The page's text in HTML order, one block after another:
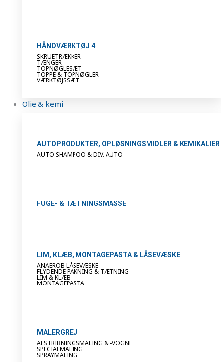
HÅNDVÆRKTØJ 4
SKRUETRÆKKER
TÆNGER
TOPNØGLESÆT
TOPPE & TOPNØGLER
VÆRKTØJSSÆT
Olie & kemi
AUTOPRODUKTER, OPLØSNINGSMIDLER & KEMIKALIER
AUTO SHAMPOO & DIV. AUTO
FUGE- & TÆTNINGSMASSE
LIM, KLÆB, MONTAGEPASTA & LÅSEVÆSKE
ANAEROB LÅSEVÆSKE
FLYDENDE PAKNING & TÆTNING
LIM & KLÆB
MONTAGEPASTA
MALERGREJ
AFSTRIBNINGSMALING & -VOGNE
SPECIALMALING
SPRAYMALING